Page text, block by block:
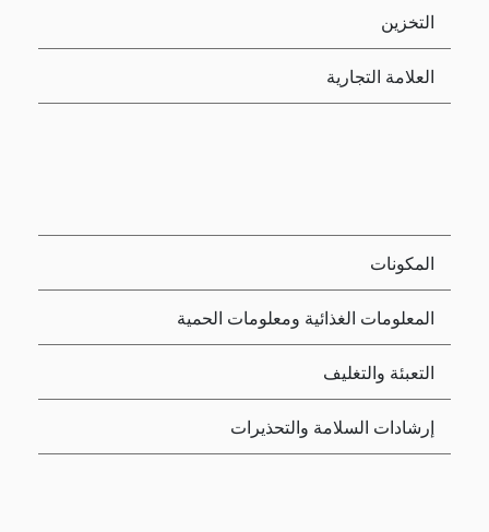
التخزين
العلامة التجارية
المكونات
المعلومات الغذائية ومعلومات الحمية
التعبئة والتغليف
إرشادات السلامة والتحذيرات